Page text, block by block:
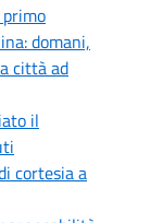
domani,
città ad
il
cortesia a